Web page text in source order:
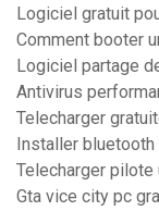
Logiciel gratuit
Comment booter
Logiciel partage
Antivirus
Telecharger
Installer
Telecharger
Gta vice city pc